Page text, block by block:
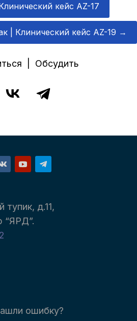
кейс AZ-17
| Клинический кейс AZ-19 →
| Обсудить
тупик, д.11,
“ЯРД”.
ошибку?